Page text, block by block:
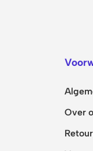
Over